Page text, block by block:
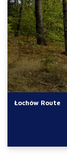
Łochów Route